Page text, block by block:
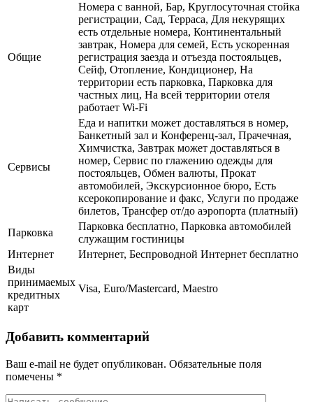
Общие
Номера с ванной, Бар, Круглосуточная стойка
регистрации, Сад, Терраса, Для некурящих
есть отдельные номера, Континентальный
завтрак, Номера для семей, Есть ускоренная
регистрация заезда и отъезда постояльцев,
Сейф, Отопление, Кондиционер, На
территории есть парковка, Парковка для
частных лиц, На всей территории отеля
работает Wi-Fi
Сервисы
Еда и напитки может доставляться в номер,
Банкетный зал и Конференц-зал, Прачечная,
Химчистка, Завтрак может доставляться в
номер, Сервис по глажению одежды для
постояльцев, Обмен валюты, Прокат
автомобилей, Экскурсионное бюро, Есть
ксерокопирование и факс, Услуги по продаже
билетов, Трансфер от/до аэропорта (платный)
Парковка
Парковка бесплатно, Парковка автомобилей
служащим гостиницы
Интернет
Интернет, Беспроводной Интернет бесплатно
Виды
принимаемых
кредитных
карт
Visa, Euro/Mastercard, Maestro
Добавить комментарий
Ваш e-mail не будет опубликован. Обязательные поля
помечены *